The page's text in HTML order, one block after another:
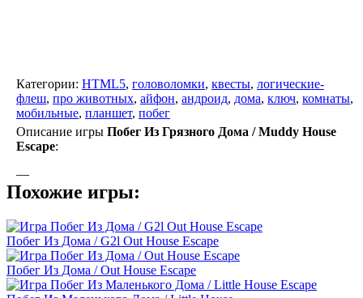
Категории: HTML5, головоломки, квесты, логические-
флеш, про животных, айфон, андроид, дома, ключ, комнаты,
мобильные, планшет, побег
Описание игры Побег Из Грязного Дома / Muddy House
Escape:
—
Похожие игры:
Побег Из Дома / G2l Out House Escape
Побег Из Дома / Out House Escape